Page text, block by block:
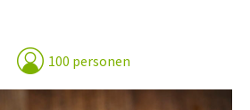
100 personen